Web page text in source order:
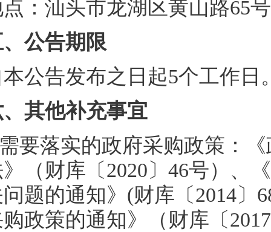
：汕头市龙湖区黄山路65
公告期限
公告发布之日起5个工作日
其他补充事宜
要落实的政府采购政策：
（财库〔2020〕46号）、
题的通知》(财库〔2014〕
政策的通知》（财库〔